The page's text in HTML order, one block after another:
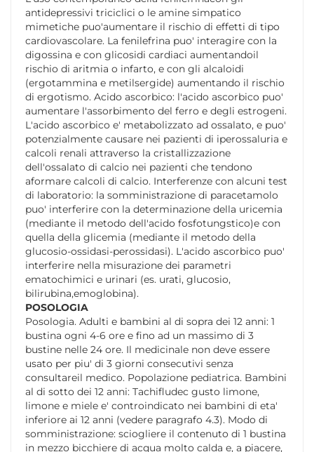
antidepressivi triciclici o le amine simpatico
mimetiche puo'aumentare il rischio di effetti di tipo
cardiovascolare. La fenilefrina puo' interagire con la
digossina e con glicosidi cardiaci aumentandoil
rischio di aritmia o infarto, e con gli alcaloidi
(ergotammina e metilsergide) aumentando il rischio
di ergotismo. Acido ascorbico: l'acido ascorbico puo'
aumentare l'assorbimento del ferro e degli estrogeni.
L'acido ascorbico e' metabolizzato ad ossalato, e puo'
potenzialmente causare nei pazienti di iperossaluria e
calcoli renali attraverso la cristallizzazione
dell'ossalato di calcio nei pazienti che tendono
aformare calcoli di calcio. Interferenze con alcuni test
di laboratorio: la somministrazione di paracetamolo
puo' interferire con la determinazione della uricemia
(mediante il metodo dell'acido fosfotungstico)e con
quella della glicemia (mediante il metodo della
glucosio-ossidasi-perossidasi). L'acido ascorbico puo'
interferire nella misurazione dei parametri
ematochimici e urinari (es. urati, glucosio,
bilirubina,emoglobina).
POSOLOGIA
Posologia. Adulti e bambini al di sopra dei 12 anni: 1
bustina ogni 4-6 ore e fino ad un massimo di 3
bustine nelle 24 ore. Il medicinale non deve essere
usato per piu' di 3 giorni consecutivi senza
consultareil medico. Popolazione pediatrica. Bambini
al di sotto dei 12 anni: Tachifludec gusto limone,
limone e miele e' controindicato nei bambini di eta'
inferiore ai 12 anni (vedere paragrafo 4.3). Modo di
somministrazione: sciogliere il contenuto di 1 bustina
in mezzo bicchiere di acqua molto calda e, a piacere,